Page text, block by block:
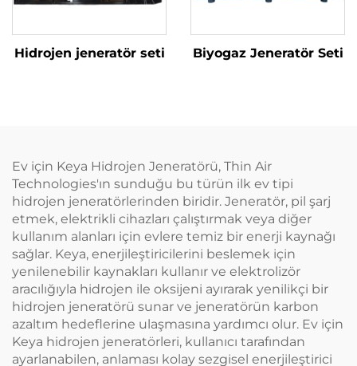
Hidrojen jeneratör seti Biyogaz Jeneratör Seti
Ev için Keya Hidrojen Jeneratörü, Thin Air
Technologies'ın sunduğu bu türün ilk ev tipi
hidrojen jeneratörlerinden biridir. Jeneratör, pil şarj
etmek, elektrikli cihazları çalıştırmak veya diğer
kullanım alanları için evlere temiz bir enerji kaynağı
sağlar. Keya, enerjileştiricilerini beslemek için
yenilenebilir kaynakları kullanır ve elektrolizör
aracılığıyla hidrojen ile oksijeni ayırarak yenilikçi bir
hidrojen jeneratörü sunar ve jeneratörün karbon
azaltım hedeflerine ulaşmasına yardımcı olur. Ev için
Keya hidrojen jeneratörleri, kullanıcı tarafından
ayarlanabilen, anlaması kolay sezgisel enerjileştirici